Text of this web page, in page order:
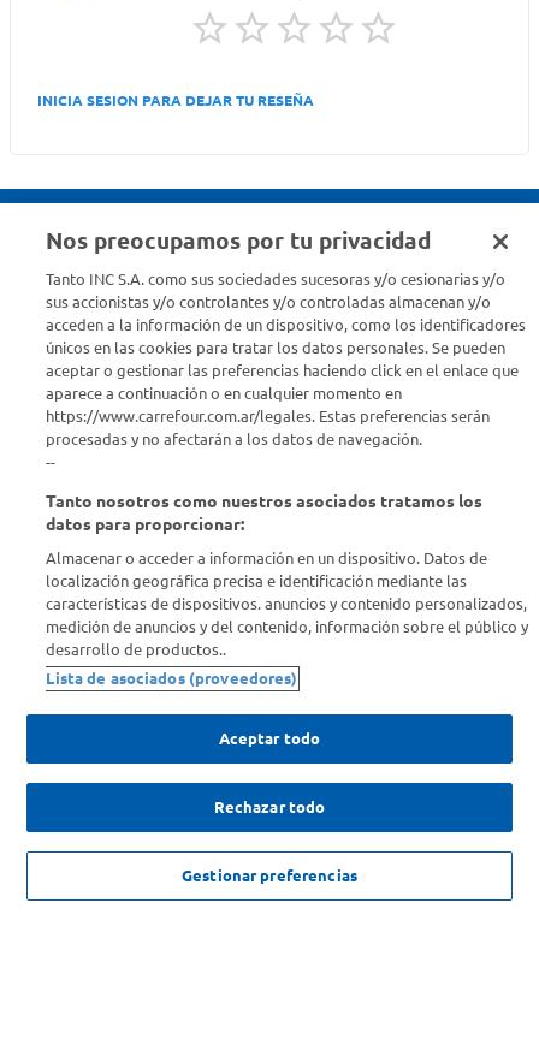
NO DISPONIBLE
INICIA SESION PARA DEJAR TU RESEÑA
Estamos para ayudarte
¿Tenés una consulta? Comunicate con nosotros acá
Descubrí Carrefour
Conocenos
Info útil
Comprá Online
Nos preocupamos por tu privacidad
Tanto INC S.A. como sus sociedades sucesoras y/o cesionarias y/o
sus accionistas y/o controlantes y/o controladas almacenan y/o
acceden a la información de un dispositivo, como los identificadores
únicos en las cookies para tratar los datos personales. Se pueden
aceptar o gestionar las preferencias haciendo click en el enlace que
aparece a continuación o en cualquier momento en
https://www.carrefour.com.ar/legales. Estas preferencias serán
procesadas y no afectarán a los datos de navegación.
--
Tanto nosotros como nuestros asociados tratamos los
datos para proporcionar:
Almacenar o acceder a información en un dispositivo. Datos de
localización geográfica precisa e identificación mediante las
características de dispositivos. anuncios y contenido personalizados,
medición de anuncios y del contenido, información sobre el público y
desarrollo de productos..
Lista de asociados (proveedores)
Aceptar todo
Rechazar todo
Gestionar preferencias